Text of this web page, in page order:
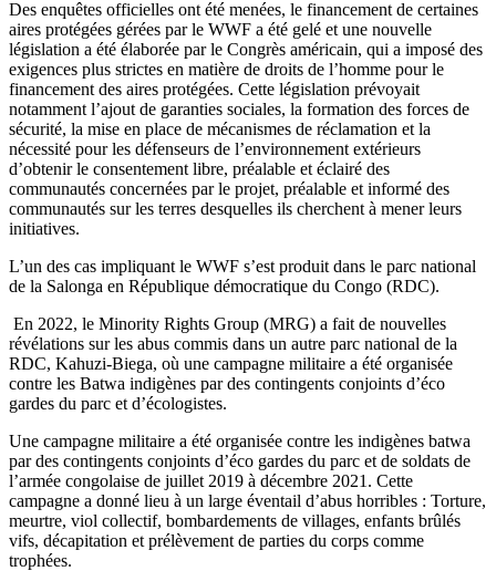
Des enquêtes officielles ont été menées, le financement de certaines
aires protégées gérées par le WWF a été gelé et une nouvelle
législation a été élaborée par le Congrès américain, qui a imposé des
exigences plus strictes en matière de droits de l’homme pour le
financement des aires protégées. Cette législation prévoyait
notamment l’ajout de garanties sociales, la formation des forces de
sécurité, la mise en place de mécanismes de réclamation et la
nécessité pour les défenseurs de l’environnement extérieurs
d’obtenir le consentement libre, préalable et éclairé des
communautés concernées par le projet, préalable et informé des
communautés sur les terres desquelles ils cherchent à mener leurs
initiatives.
L’un des cas impliquant le WWF s’est produit dans le parc national
de la Salonga en République démocratique du Congo (RDC).
En 2022, le Minority Rights Group (MRG) a fait de nouvelles
révélations sur les abus commis dans un autre parc national de la
RDC, Kahuzi-Biega, où une campagne militaire a été organisée
contre les Batwa indigènes par des contingents conjoints d’éco
gardes du parc et d’écologistes.
Une campagne militaire a été organisée contre les indigènes batwa
par des contingents conjoints d’éco gardes du parc et de soldats de
l’armée congolaise de juillet 2019 à décembre 2021. Cette
campagne a donné lieu à un large éventail d’abus horribles : Torture,
meurtre, viol collectif, bombardements de villages, enfants brûlés
vifs, décapitation et prélèvement de parties du corps comme
trophées.